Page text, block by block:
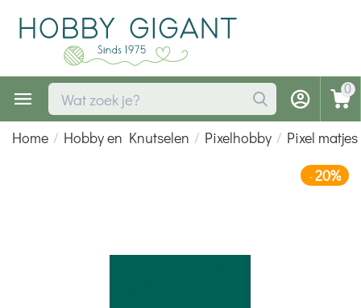
0
Home / Hobby en Knutselen / Pixelhobby / Pixel matjes
-20%